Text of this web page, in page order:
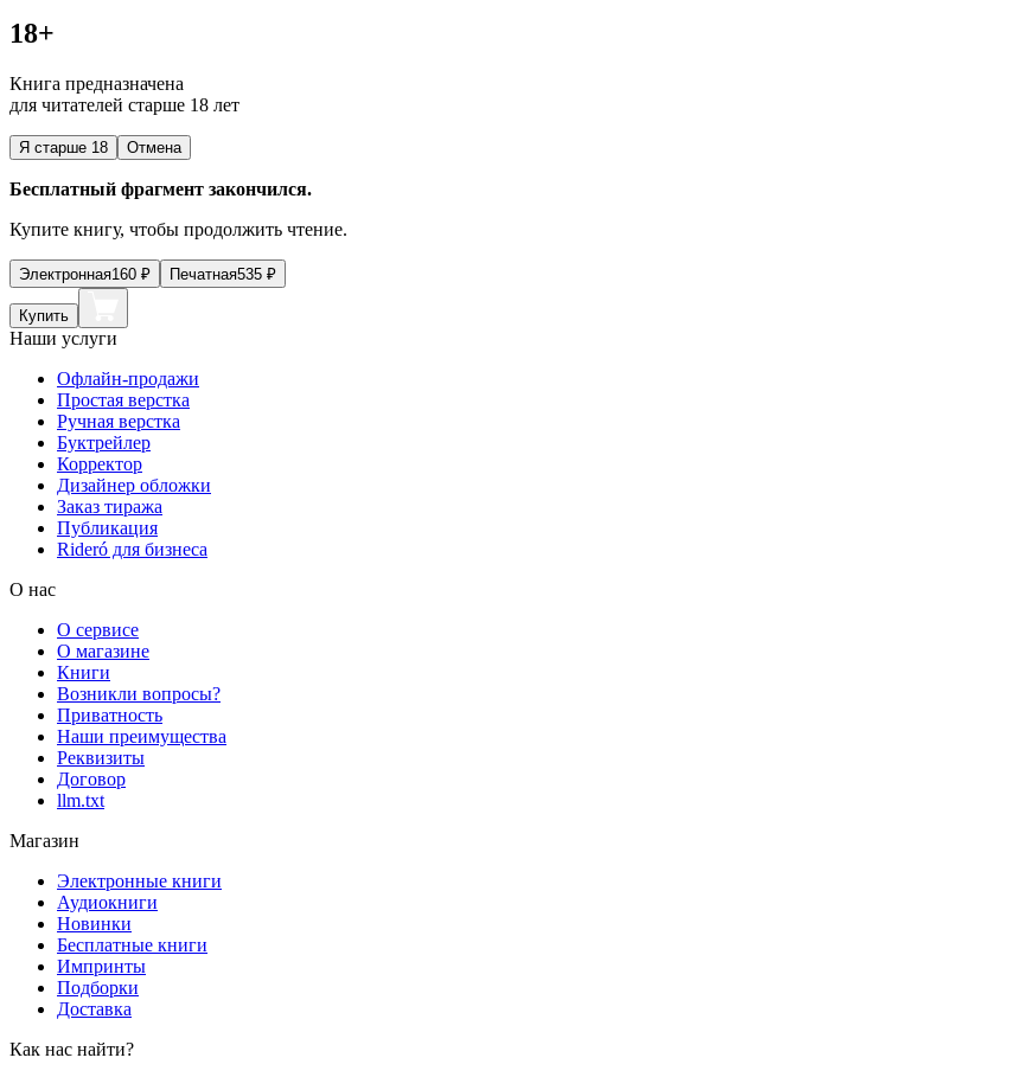
18+
Книга предназначена
для читателей старше 18 лет
Я старше 18 Отмена
Бесплатный фрагмент закончился.
Купите книгу, чтобы продолжить чтение.
Электронная160 ₽ Печатная535 ₽
Купить
Наши услуги
Офлайн-продажи
Простая верстка
Ручная верстка
Буктрейлер
Корректор
Дизайнер обложки
Заказ тиража
Публикация
Rideró для бизнеса
О нас
О сервисе
О магазине
Книги
Возникли вопросы?
Приватность
Наши преимущества
Реквизиты
Договор
llm.txt
Магазин
Электронные книги
Аудиокниги
Новинки
Бесплатные книги
Импринты
Подборки
Доставка
Как нас найти?